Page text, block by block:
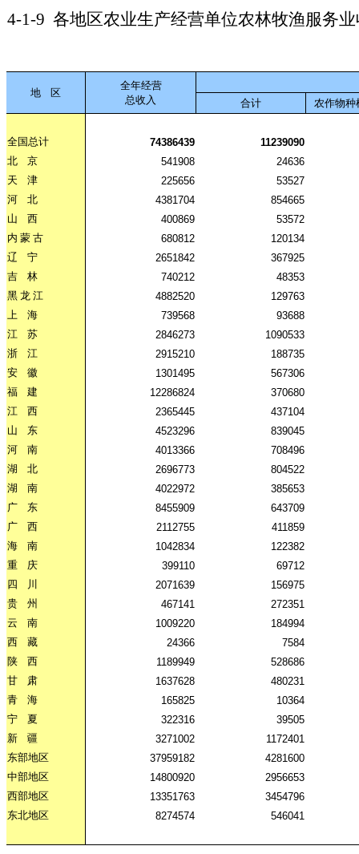
4-1-9 各地区农业生产经营单位农林牧渔服务
地 区
全年经营
总收入
合计 农作物种
全国总计 74386439
11239090
北
京 541908
24636
天
津 225656
53527
河
北 4381704
854665
山
西 400869
53572
内 蒙 古 680812
120134
辽
宁 2651842
367925
吉
林 740212
48353
黑 龙 江 4882520
129763
上
海 739568
93688
江
苏 2846273
1090533
浙
江 2915210
188735
安
徽 1301495
567306
福
建 12286824
370680
江
西 2365445
437104
山
东 4523296
839045
河
南 4013366
708496
湖
北 2696773
804522
湖
南 4022972
385653
广
东 8455909
643709
广
西 2112755
411859
海
南 1042834
122382
重
庆 399110
69712
四
川 2071639
156975
贵
州 467141
272351
云
南 1009220
184994
西
藏 24366
7584
陕
西 1189949
528686
甘
肃 1637628
480231
青
海 165825
10364
宁
夏 322316
39505
新
疆 3271002
1172401
东部地区
37959182
4281600
中部地区
14800920
2956653
西部地区
13351763
3454796
东北地区
8274574 546041